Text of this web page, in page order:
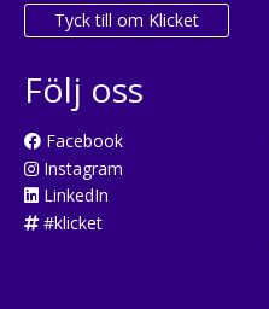
Tyck till om Klicket
Följ oss
Facebook
Instagram
LinkedIn
#klicket